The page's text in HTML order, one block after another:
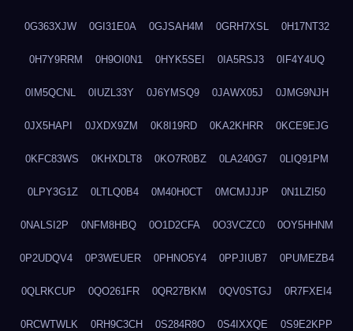
0G363XJW 0GI31E0A 0GJSAH4M 0GRH7XSL 0H17NT32
0H7Y9RRM 0H9OI0N1 0HYK5SEI 0IA5RSJ3 0IF4Y4UQ
0IM5QCNL 0IUZL33Y 0J6YMSQ9 0JAWX05J 0JMG9NJH
0JX5HAPI 0JXDX9ZM 0K8I19RD 0KA2KHRR 0KCE9EJG
0KFC83WS 0KHXDLT8 0KO7R0BZ 0LA240G7 0LIQ91PM
0LPY3G1Z 0LTLQ0B4 0M40H0CT 0MCMJJJP 0N1LZI50
0NALSI2P 0NFM8HBQ 0O1D2CFA 0O3VCZC0 0OY5HHNM
0P2UDQV4 0P3WEUER 0PHNO5Y4 0PPJIUB7 0PUMEZB4
0QLRKCUP 0QO261FR 0QR27BKM 0QV0STGJ 0R7FXEI4
0RCWTWLK 0RH9C3CH 0S284R8O 0S4IXXQE 0S9E2KPP